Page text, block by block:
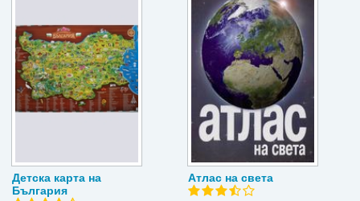
Детска карта на
България
Атлас на света